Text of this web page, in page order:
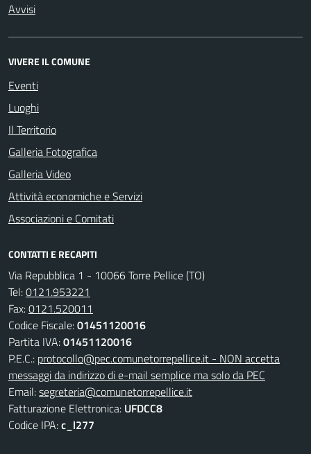
Avvisi
VIVERE IL COMUNE
Eventi
Luoghi
Il Territorio
Galleria Fotografica
Galleria Video
Attività economiche e Servizi
Associazioni e Comitati
CONTATTI E RECAPITI
Via Repubblica 1 - 10066 Torre Pellice (TO)
Tel:0121.953221
Fax:0121.520011
Codice Fiscale:01451120016
Partita IVA:01451120016
P.E.C.: protocollo@pec.comunetorrepellice.it - NON accetta
messaggi da indirizzo di e-mail semplice ma solo da PEC
Email:segreteria@comunetorrepellice.it
Fatturazione Elettronica: UFDCC8
Codice IPA:c_l277